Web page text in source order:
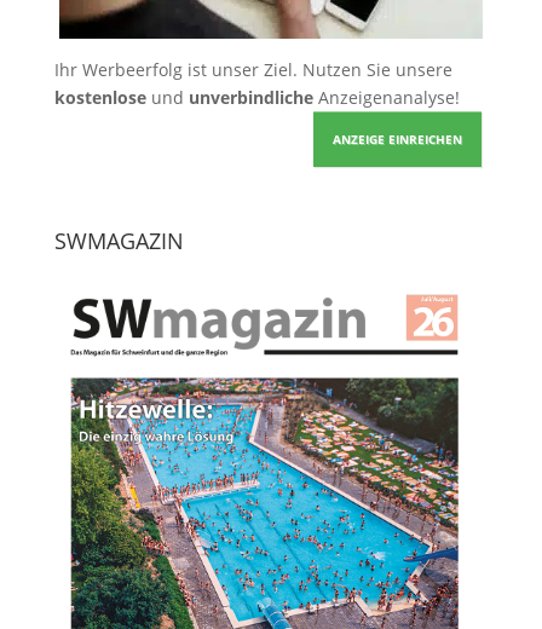
Ihr Werbeerfolg ist unser Ziel. Nutzen Sie unsere
kostenloseund unverbindlicheAnzeigenanalyse!
ANZEIGE EINREICHEN
SWMAGAZIN